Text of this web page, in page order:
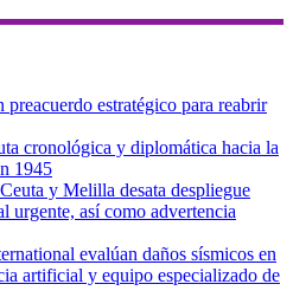
estratégico para reabrir
cronológica y diplomática hacia la
1945
y Melilla desata despliegue
así como advertencia
evalúan daños sísmicos en
artificial y equipo especializado de